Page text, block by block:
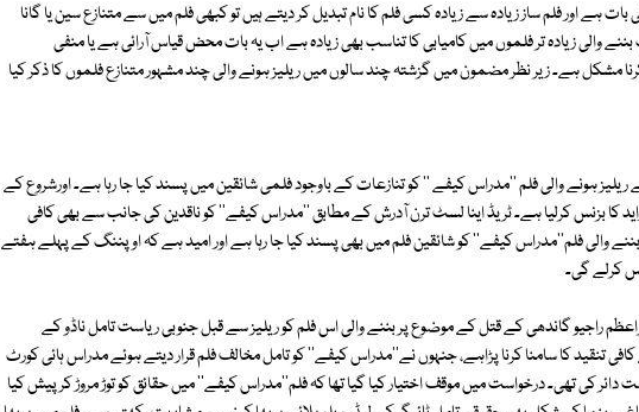
ہے اور فلم ساز زیادہ سے زیادہ کسی فلم کا نام تبدیل کر دیتے ہیں تو کبھی فلم میں سے متنازع سین یا گانا
والی زیادہ تر فلموں میں کامیابی کا تناسب بھی زیادہ ہے اب یہ بات محض قیاس آرائی ہے یا منفی
مشکل ہے۔ زیر نظر مضمون میں گزشتہ چند سالوں میں ریلیز ہونے والی چند مشہور متنازع فلموں کا ذکر کیا
ریلیز ہونے والی فلم ''مدراس کیفے '' کو تنازعات کے باوجود فلمی شائقین میں پسند کیا جا رہا ہے۔ اورشروع کے
24کروڑ روپے سے زاید کا بزنس کرلیا ہے۔ ٹریڈ اینا لسٹ ترن آدرش کے مطابق ''مدراس کیفے'' کو ناقدین کی جانب سے بھی کافی
والی فلم''مدراس کیفے'' کو شائقین فلم میں بھی پسند کیا جا رہا ہے اور امید ہے کہ اوپننگ کے پہلے ہفتے
راجیو گاندھی کے قتل کے موضوع پر بننے والی اس فلم کو ریلیز سے قبل جنوبی ریاست تامل ناڈو کے
تنقید کا سامنا کرنا پڑاہے، جنہوں نے''مدراس کیفے'' کو تامل مخالف فلم قرار دیتے ہوئے مدراس ہائی کورٹ
کی تھی۔ درخواست میں موقف اختیار کیا گیا تھا کہ فلم''مدراس کیفے'' میں حقائق کو توڑ مروڑ کر پیش کیا